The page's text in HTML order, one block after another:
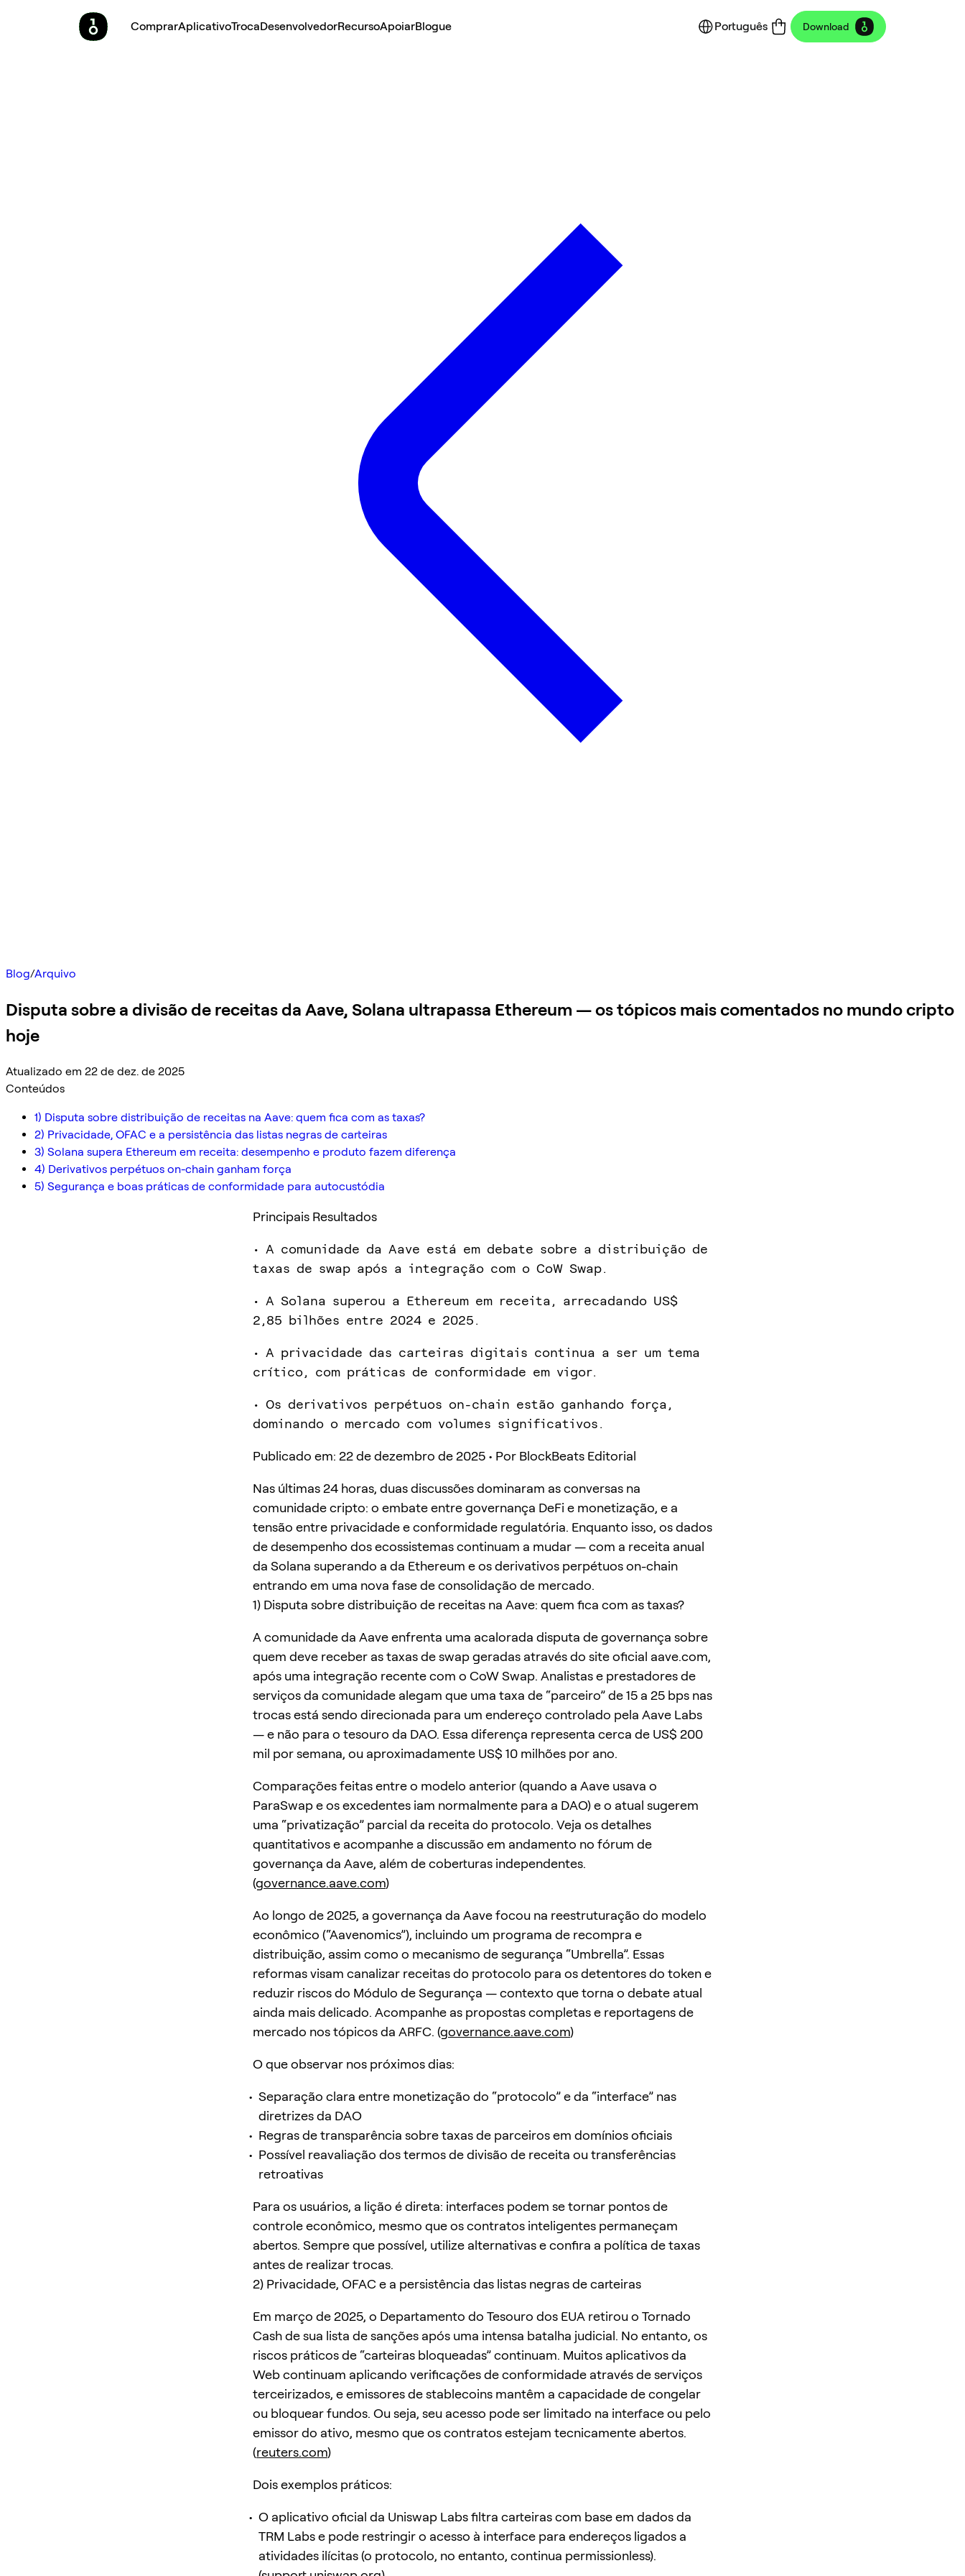
ComprarAplicativoTrocaDesenvolvedorRecursoApoiarBlogue Português Download
Blog/Arquivo
Disputa sobre a divisão de receitas da Aave, Solana ultrapassa Ethereum — os tópicos mais comentados no mundo cripto
hoje
Atualizado em 22 de dez. de 2025
Conteúdos
1) Disputa sobre distribuição de receitas na Aave: quem fica com as taxas?
2) Privacidade, OFAC e a persistência das listas negras de carteiras
3) Solana supera Ethereum em receita: desempenho e produto fazem diferença
4) Derivativos perpétuos on-chain ganham força
5) Segurança e boas práticas de conformidade para autocustódia
Principais Resultados
• A comunidade da Aave está em debate sobre a distribuição de
taxas de swap após a integração com o CoW Swap.
• A Solana superou a Ethereum em receita, arrecadando US$
2,85 bilhões entre 2024 e 2025.
• A privacidade das carteiras digitais continua a ser um tema
crítico, com práticas de conformidade em vigor.
• Os derivativos perpétuos on-chain estão ganhando força,
dominando o mercado com volumes significativos.
Publicado em: 22 de dezembro de 2025 • Por BlockBeats Editorial
Nas últimas 24 horas, duas discussões dominaram as conversas na
comunidade cripto: o embate entre governança DeFi e monetização, e a
tensão entre privacidade e conformidade regulatória. Enquanto isso, os dados
de desempenho dos ecossistemas continuam a mudar — com a receita anual
da Solana superando a da Ethereum e os derivativos perpétuos on-chain
entrando em uma nova fase de consolidação de mercado.
1) Disputa sobre distribuição de receitas na Aave: quem fica com as taxas?
A comunidade da Aave enfrenta uma acalorada disputa de governança sobre
quem deve receber as taxas de swap geradas através do site oficial aave.com,
após uma integração recente com o CoW Swap. Analistas e prestadores de
serviços da comunidade alegam que uma taxa de “parceiro” de 15 a 25 bps nas
trocas está sendo direcionada para um endereço controlado pela Aave Labs
— e não para o tesouro da DAO. Essa diferença representa cerca de US$ 200
mil por semana, ou aproximadamente US$ 10 milhões por ano.
Comparações feitas entre o modelo anterior (quando a Aave usava o
ParaSwap e os excedentes iam normalmente para a DAO) e o atual sugerem
uma “privatização” parcial da receita do protocolo. Veja os detalhes
quantitativos e acompanhe a discussão em andamento no fórum de
governança da Aave, além de coberturas independentes.
(governance.aave.com)
Ao longo de 2025, a governança da Aave focou na reestruturação do modelo
econômico (“Aavenomics”), incluindo um programa de recompra e
distribuição, assim como o mecanismo de segurança “Umbrella”. Essas
reformas visam canalizar receitas do protocolo para os detentores do token e
reduzir riscos do Módulo de Segurança — contexto que torna o debate atual
ainda mais delicado. Acompanhe as propostas completas e reportagens de
mercado nos tópicos da ARFC. (governance.aave.com)
O que observar nos próximos dias:
Separação clara entre monetização do “protocolo” e da “interface” nas
diretrizes da DAO
Regras de transparência sobre taxas de parceiros em domínios oficiais
Possível reavaliação dos termos de divisão de receita ou transferências
retroativas
Para os usuários, a lição é direta: interfaces podem se tornar pontos de
controle econômico, mesmo que os contratos inteligentes permaneçam
abertos. Sempre que possível, utilize alternativas e confira a política de taxas
antes de realizar trocas.
2) Privacidade, OFAC e a persistência das listas negras de carteiras
Em março de 2025, o Departamento do Tesouro dos EUA retirou o Tornado
Cash de sua lista de sanções após uma intensa batalha judicial. No entanto, os
riscos práticos de “carteiras bloqueadas” continuam. Muitos aplicativos da
Web continuam aplicando verificações de conformidade através de serviços
terceirizados, e emissores de stablecoins mantêm a capacidade de congelar
ou bloquear fundos. Ou seja, seu acesso pode ser limitado na interface ou pelo
emissor do ativo, mesmo que os contratos estejam tecnicamente abertos.
(reuters.com)
Dois exemplos práticos:
O aplicativo oficial da Uniswap Labs filtra carteiras com base em dados da
TRM Labs e pode restringir o acesso à interface para endereços ligados a
atividades ilícitas (o protocolo, no entanto, continua permissionless).